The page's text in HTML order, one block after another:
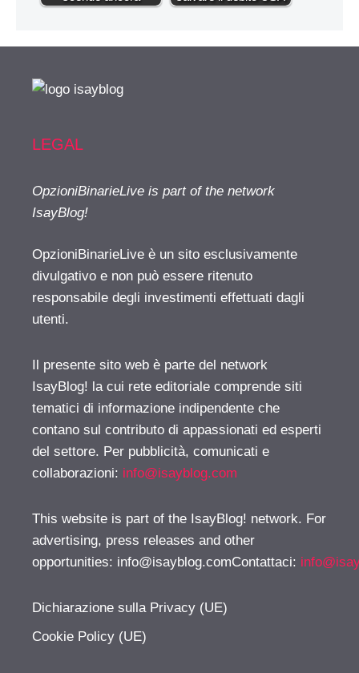
LEGAL
OpzioniBinarieLive is part of the network
IsayBlog!
OpzioniBinarieLive è un sito esclusivamente
divulgativo e non può essere ritenuto
responsabile degli investimenti effettuati dagli
utenti.
Il presente sito web è parte del network
IsayBlog! la cui rete editoriale comprende siti
tematici di informazione indipendente che
contano sul contributo di appassionati ed esperti
del settore. Per pubblicità, comunicati e
collaborazioni: info@isayblog.com
This website is part of the IsayBlog! network. For
advertising, press releases and other
opportunities: info@isayblog.comContattaci:
Dichiarazione sulla Privacy (UE)
Cookie Policy (UE)